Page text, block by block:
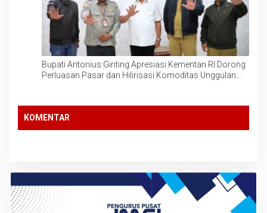
Bupati Antonius Ginting Apresiasi Kementan RI Dorong
Perluasan Pasar dan Hilirisasi Komoditas Unggulan
KOMENTAR